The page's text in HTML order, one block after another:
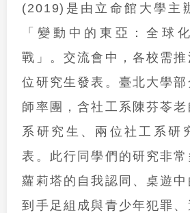
(2019)是由立命館大學主
「變動中的東亞：全球
戰」。交流會中，各校需
位研究生發表。臺北大學
師率團，含社工系陳芬苓
系研究生、兩位社工系研
表。此行同學們的研究非
蘿莉塔的自我認同、桌遊中
到手足組成與青少年犯罪